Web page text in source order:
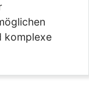
komplexe